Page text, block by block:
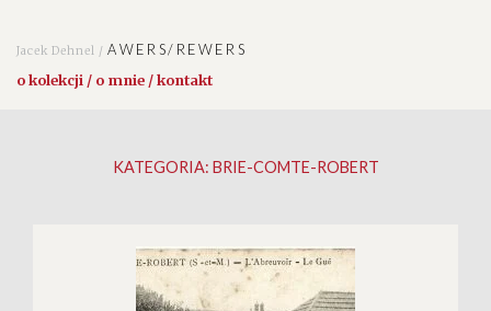
Jacek Dehnel /AWERS/REWERS
o kolekcji / o mnie / kontakt
KATEGORIA: BRIE-COMTE-ROBERT